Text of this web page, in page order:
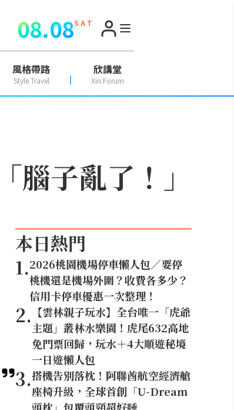
08.08S A T
風格帶路
Style Travel
欣講堂
Xin Forum
子亂了！」
本日熱門
1.2026桃園機場停車懶人包／要停
桃機還是機場外圍？收費各多少？
信用卡停車優惠一次整理！
2. 【雲林親子玩水】全台唯一「虎爺
主題」叢林水樂園！虎尾632高地
免門票回歸，玩水＋4大順遊秘境
一日遊懶人包
3.搭機告別落枕！阿聯酋航空經濟艙
座椅升級，全球首創「U-Dream